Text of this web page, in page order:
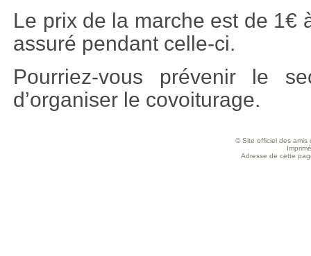
Le prix de la marche est de 1€
assuré pendant celle-ci.
Pourriez-vous prévenir le
d’organiser le covoiturage.
© Site officiel des amis
Adresse de cette